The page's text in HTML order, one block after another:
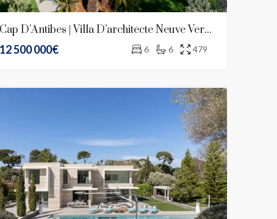
Cap D’Antibes | Villa D’architecte Neuve Versant Ouest
12 500 000€
6 6 479